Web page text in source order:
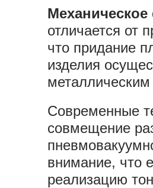
отличается от
что придание
изделия
Современные
совмещение
внимание, что
реализацию